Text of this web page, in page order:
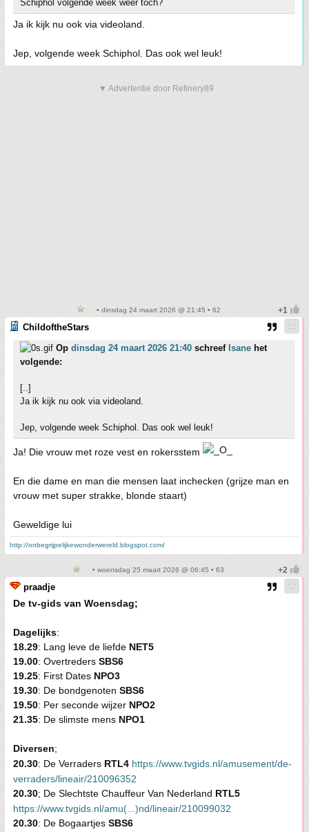
Schiphol volgende week weer toch?
Ja ik kijk nu ook via videoland.
Jep, volgende week Schiphol. Das ook wel leuk!
▼ Advertentie door Refinery89
• dinsdag 24 maart 2026 @ 21:45 • 62
ChildoftheStars
Op dinsdag 24 maart 2026 21:40 schreef Isane het
volgende:
[..]
Ja ik kijk nu ook via videoland.
Jep, volgende week Schiphol. Das ook wel leuk!
Ja! Die vrouw met roze vest en rokersstem
En die dame en man die mensen laat inchecken (grijze man en
vrouw met super strakke, blonde staart)
Geweldige lui
http://onbegrijpelijkewonderwereld.blogspot.com/
• woensdag 25 maart 2026 @ 06:45 • 63
praadje
De tv-gids van Woensdag;
Dagelijks:
18.29: Lang leve de liefde NET5
19.00: Overtreders SBS6
19.25: First Dates NPO3
19.30: De bondgenoten SBS6
19.50: Per seconde wijzer NPO2
21.35: De slimste mens NPO1
Diversen;
20.30: De Verraders RTL4 https://www.tvgids.nl/amusement/de-
verraders/lineair/210096352
20.30; De Slechtste Chauffeur Van Nederland RTL5
https://www.tvgids.nl/amu(...)nd/lineair/210099032
20.30: De Bogaartjes SBS6